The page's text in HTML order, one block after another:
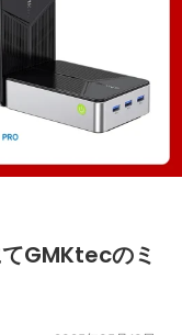
GMKtecのミ